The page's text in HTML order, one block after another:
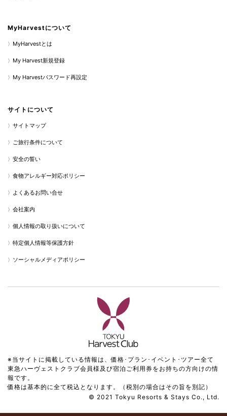
MyHarvestについて
MyHarvestとは
My Harvest新規登録
My Harvestパスワード再設定
サイトについて
サイトマップ
ご旅行条件について
安全の誓い
食物アレルギー対応ポリシー
よくあるお問い合せ
会社案内
個人情報の取り扱いについて
特定個人情報等保護方針
ソーシャルメディアポリシー
※当サイトに掲載している情報は、価格･プラン･イベント･ツアー全て
東急ハーヴェストクラブ会員様及び宿泊ご利用券をお持ちの方向けの情
報です。
価格は基本的に全て税込となります。（税別の場合はその旨を別記）
© 2021 Tokyu Resorts & Stays Co., Ltd.